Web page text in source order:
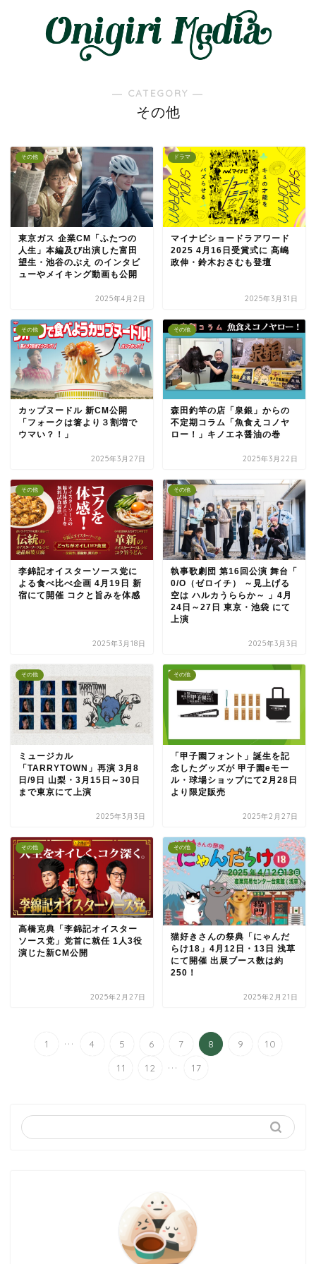
― CATEGORY ―
その他
その他
東京ガス 企業CM「ふたつの
人生」本編及び出演した富田
望生・池谷のぶえ のインタビ
ューやメイキング動画も公開
2025年4月2日
ドラマ
マイナビショードラアワード
2025 4月16日受賞式に 髙嶋
政伸・鈴木おさむも登壇
2025年3月31日
その他
カップヌードル 新CM公開
「フォークは箸より３割増で
ウマい？！」
2025年3月27日
その他
森田釣竿の店「泉銀」からの
不定期コラム「魚食えコノヤ
ロー！」キノエネ醤油の巻
2025年3月22日
その他
李錦記オイスターソース党に
よる食べ比べ企画 4月19日 新
宿にて開催 コクと旨みを体感
2025年3月18日
その他
執事歌劇団 第16回公演 舞台「
0/O（ゼロイチ） ～見上げる
空は ハルカうららか～ 」4月
24日～27日 東京・池袋 にて
上演
2025年3月3日
その他
ミュージカル
「TARRYTOWN」再演 3月8
日/9日 山梨・3月15日～30日
まで東京にて上演
2025年3月3日
その他
「甲子園フォント」誕生を記
念したグッズが 甲子園eモー
ル・球場ショップにて2月28日
より限定販売
2025年2月27日
その他
高橋克典「李錦記オイスター
ソース党」党首に就任 1人3役
演じた新CM公開
2025年2月27日
その他
猫好きさんの祭典「にゃんだ
らけ18」4月12日・13日 浅草
にて開催 出展ブース数は約
250！
2025年2月21日
1 ... 4 5 6 7 8 9
10
11
12 ... 17